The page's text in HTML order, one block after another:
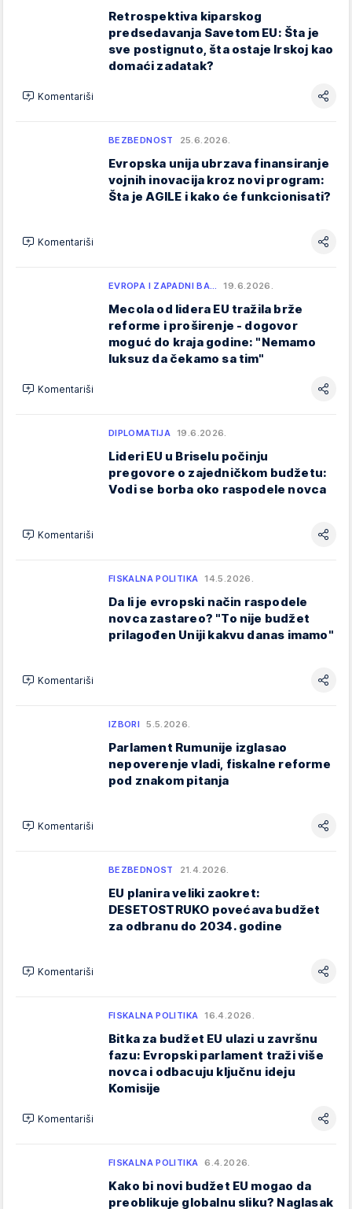
Retrospektiva kiparskog
predsedavanja Savetom EU: Šta je
sve postignuto, šta ostaje Irskoj kao
domaći zadatak?
Komentariši
BEZBEDNOST 25.6.2026.
Evropska unija ubrzava finansiranje
vojnih inovacija kroz novi program:
Šta je AGILE i kako će funkcionisati?
Komentariši
EVROPA I ZAPADNI BA… 19.6.2026.
Mecola od lidera EU tražila brže
reforme i proširenje - dogovor
moguć do kraja godine: "Nemamo
luksuz da čekamo sa tim"
Komentariši
DIPLOMATIJA 19.6.2026.
Lideri EU u Briselu počinju
pregovore o zajedničkom budžetu:
Vodi se borba oko raspodele novca
Komentariši
FISKALNA POLITIKA 14.5.2026.
Da li je evropski način raspodele
novca zastareo? "To nije budžet
prilagođen Uniji kakvu danas imamo"
Komentariši
IZBORI 5.5.2026.
Parlament Rumunije izglasao
nepoverenje vladi, fiskalne reforme
pod znakom pitanja
Komentariši
BEZBEDNOST 21.4.2026.
EU planira veliki zaokret:
DESETOSTRUKO povećava budžet
za odbranu do 2034. godine
Komentariši
FISKALNA POLITIKA 16.4.2026.
Bitka za budžet EU ulazi u završnu
fazu: Evropski parlament traži više
novca i odbacuju ključnu ideju
Komisije
Komentariši
FISKALNA POLITIKA 6.4.2026.
Kako bi novi budžet EU mogao da
preoblikuje globalnu sliku? Naglasak